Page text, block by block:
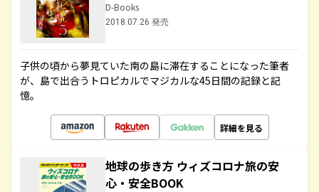
D-Books
2018.07.26 発売
子供の頃から夢見ていた南の島に滞在することになった筆者
が、島で出合うトロピカルでマジカルな45日間の記録と記
憶。
詳細を見る
地球の歩き方 ウィズコロナ旅の安
心・安全BOOK